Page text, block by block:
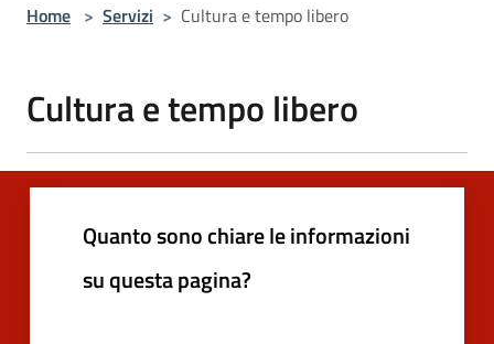
Home > Servizi > Cultura e tempo libero
Cultura e tempo libero
Quanto sono chiare le informazioni
su questa pagina?